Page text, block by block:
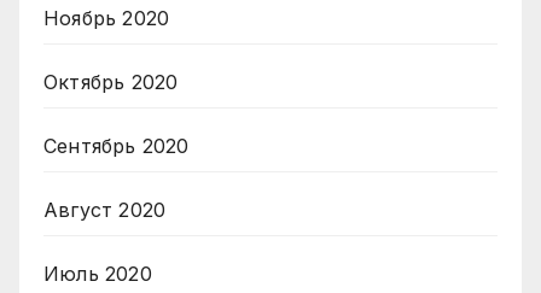
Ноябрь 2020
Октябрь 2020
Сентябрь 2020
Август 2020
Июль 2020